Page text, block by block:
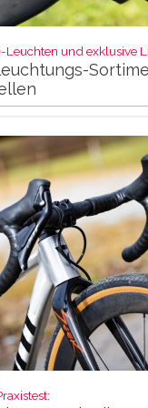
Leuchten und exklusive